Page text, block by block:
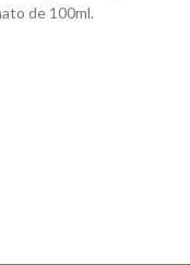
de 100ml.